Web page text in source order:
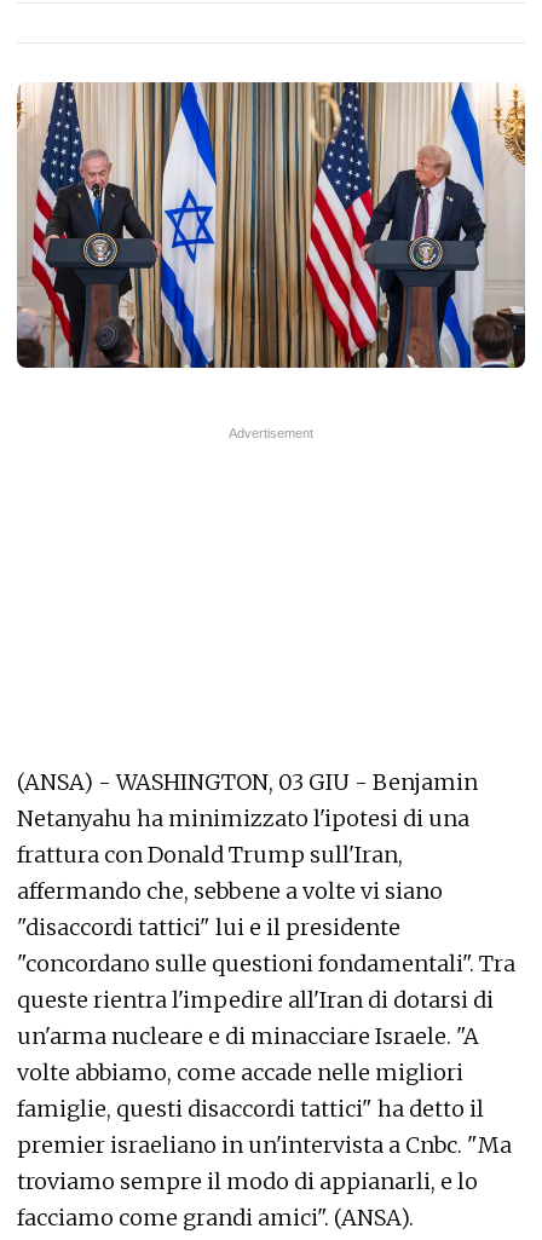
(ANSA) - WASHINGTON, 03 GIU - Benjamin
Netanyahu ha minimizzato l'ipotesi di una
frattura con Donald Trump sull'Iran,
affermando che, sebbene a volte vi siano
"disaccordi tattici" lui e il presidente
"concordano sulle questioni fondamentali". Tra
queste rientra l'impedire all'Iran di dotarsi di
un'arma nucleare e di minacciare Israele. "A
volte abbiamo, come accade nelle migliori
famiglie, questi disaccordi tattici" ha detto il
premier israeliano in un'intervista a Cnbc. "Ma
troviamo sempre il modo di appianarli, e lo
facciamo come grandi amici". (ANSA).